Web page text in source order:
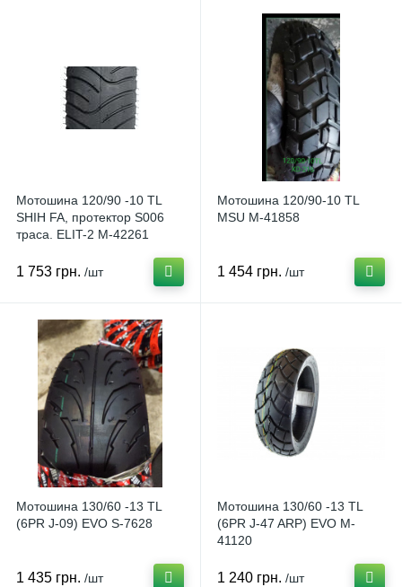
Мотошина 120/90 -10 TL
SHIH FA, протектор S006
траса. ELIT-2 M-42261
1 753 грн. /шт
Мотошина 120/90-10 TL
MSU M-41858
1 454 грн. /шт
Мотошина 130/60 -13 TL
(6PR J-09) EVO S-7628
1 435 грн. /шт
Мотошина 130/60 -13 TL
(6PR J-47 ARP) EVO M-
41120
1 240 грн. /шт